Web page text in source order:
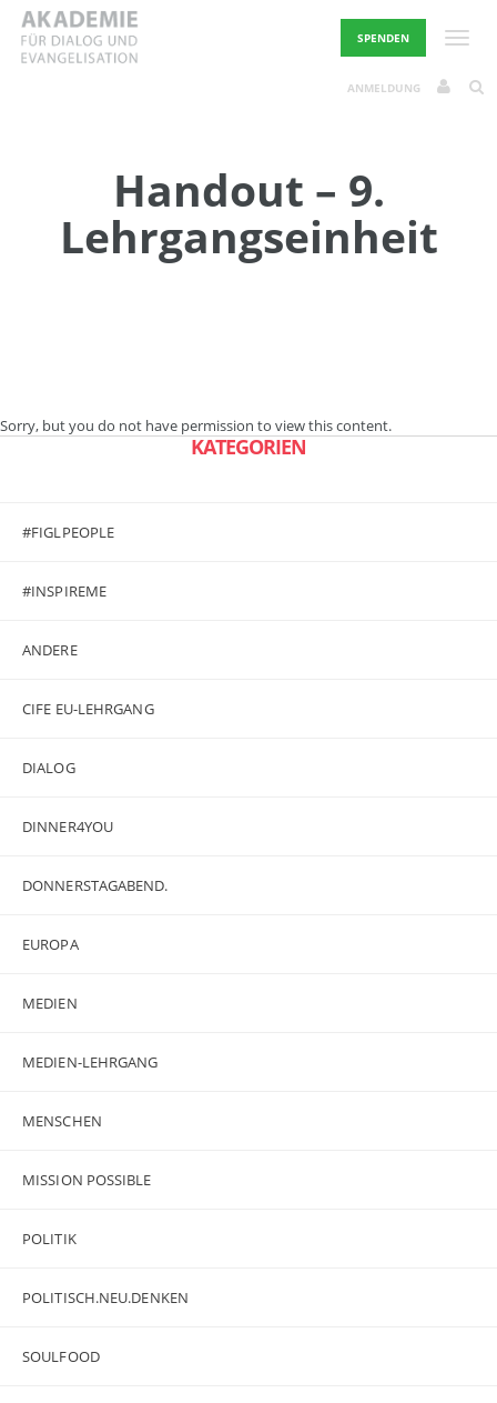
Skip
content
SPENDEN
ANMELDUNG
Handout – 9.
Lehrgangseinheit
Sorry, but you do not have permission to view this content.
KATEGORIEN
#FIGLPEOPLE
#INSPIREME
ANDERE
CIFE EU-LEHRGANG
DIALOG
DINNER4YOU
DONNERSTAGABEND.
EUROPA
MEDIEN
MEDIEN-LEHRGANG
MENSCHEN
MISSION POSSIBLE
POLITIK
POLITISCH.NEU.DENKEN
SOULFOOD